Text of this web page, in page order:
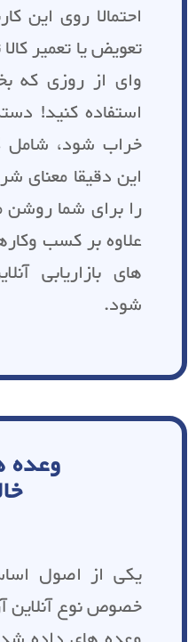
احتمالا روی این
تعویض یا تعمیر
وای از روزی که
استفاده کنید!
خراب شود، شامل
این دقیقا معنای
را برای شما
علاوه بر کسب
های بازاریابی
شود.
وعده
یکی از اصول
خصوص نوع آنلاین